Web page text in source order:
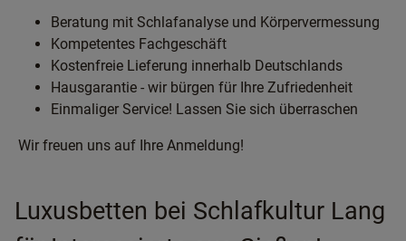
Beratung mit Schlafanalyse und Körpervermessung
Kompetentes Fachgeschäft
Kostenfreie Lieferung innerhalb Deutschlands
Hausgarantie - wir bürgen für Ihre Zufriedenheit
Einmaliger Service! Lassen Sie sich überraschen
Wir freuen uns auf Ihre Anmeldung!
Luxusbetten bei Schlafkultur Lang